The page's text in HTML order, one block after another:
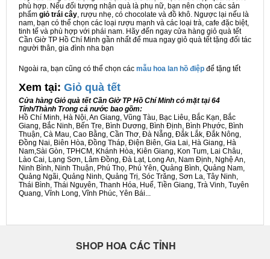
phù hợp. Nếu đối tượng nhận quà là phụ nữ, bạn nên chọn các sản
phẩm giỏ trái cây, rượu nhẹ, có chocolate và đồ khô. Ngược lại nếu là
nam, bạn có thể chọn các loại rượu mạnh và các loại trà, cafe đặc biệt,
tinh tế và phù hợp với phái nam. Hãy đến ngay cửa hàng giỏ quà tết
Cần Giờ TP Hồ Chí Minh gần nhất để mua ngay giỏ quà tết tặng đối tác
người thân, gia đình nha bạn
Ngoài ra, bạn cũng có thể chọn các mẫu hoa lan hồ điệp để tặng tết
Xem tại: Giỏ quà tết
Cửa hàng Giỏ quà tết Cần Giờ TP Hồ Chí Minh có mặt tại 64
Tỉnh/Thành Trong cả nước bao gồm:
Hồ Chí Minh, Hà Nội, An Giang, Vũng Tàu, Bạc Liêu, Bắc Kạn, Bắc
Giang, Bắc Ninh, Bến Tre, Bình Dương, Bình Định, Bình Phước, Bình
Thuận, Cà Mau, Cao Bằng, Cần Thơ, Đà Nẵng, Đắk Lắk, Đắk Nông,
Đồng Nai, Biên Hòa, Đồng Tháp, Điện Biên, Gia Lai, Hà Giang, Hà
Nam,Sài Gòn, TPHCM, Khánh Hòa, Kiên Giang, Kon Tum, Lai Châu,
Lào Cai, Lạng Sơn, Lâm Đồng, Đà Lạt, Long An, Nam Định, Nghệ An,
Ninh Bình, Ninh Thuận, Phú Thọ, Phú Yên, Quảng Bình, Quảng Nam,
Quảng Ngãi, Quảng Ninh, Quảng Trị, Sóc Trăng, Sơn La, Tây Ninh,
Thái Bình, Thái Nguyên, Thanh Hóa, Huế, Tiền Giang, Trà Vinh, Tuyên
Quang, Vĩnh Long, Vĩnh Phúc, Yên Bái...
SHOP HOA CÁC TỈNH